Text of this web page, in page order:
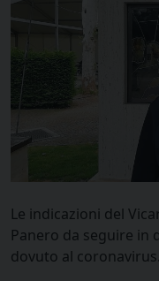
Le indicazioni del
Panero da seguire
dovuto al coronavirus.